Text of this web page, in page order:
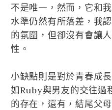
不是唯一，然而，它和
水準仍然有所落差，我
的氛圍，但卻沒有會讓
性。
小缺點則是對於青春成
如Ruby與男友的交往過
的存在，還有，結尾父